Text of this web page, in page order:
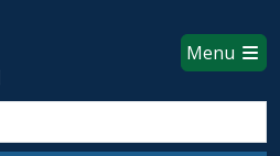
Council
Menu